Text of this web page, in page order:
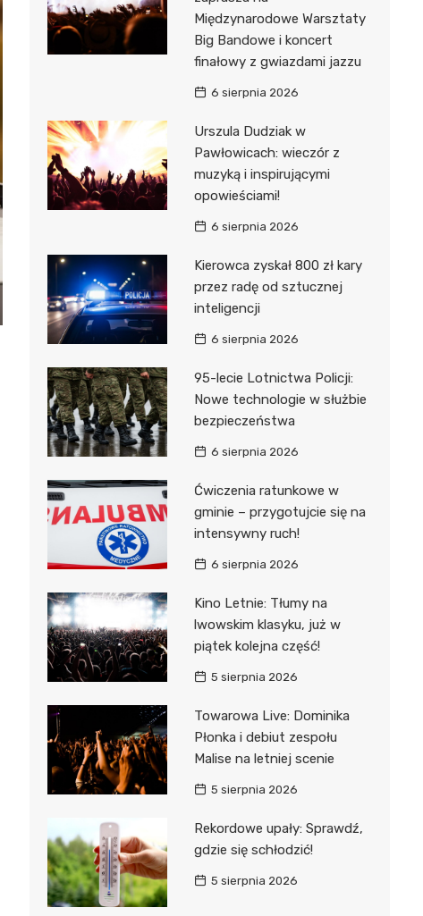
Międzynarodowe Warsztaty
Big Bandowe i koncert
finałowy z gwiazdami jazzu
6 sierpnia 2026
Urszula Dudziak w
Pawłowicach: wieczór z
muzyką i inspirującymi
opowieściami!
6 sierpnia 2026
Kierowca zyskał 800 zł kary
przez radę od sztucznej
inteligencji
6 sierpnia 2026
95-lecie Lotnictwa Policji:
Nowe technologie w służbie
bezpieczeństwa
6 sierpnia 2026
Ćwiczenia ratunkowe w
gminie – przygotujcie się na
intensywny ruch!
6 sierpnia 2026
Kino Letnie: Tłumy na
lwowskim klasyku, już w
piątek kolejna część!
5 sierpnia 2026
Towarowa Live: Dominika
Płonka i debiut zespołu
Malise na letniej scenie
5 sierpnia 2026
Rekordowe upały: Sprawdź,
gdzie się schłodzić!
5 sierpnia 2026